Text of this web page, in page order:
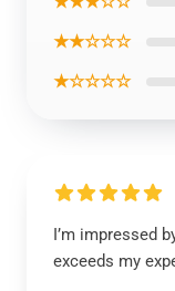
★★☆☆☆
★☆☆☆☆
I’m impressed
exceeds my